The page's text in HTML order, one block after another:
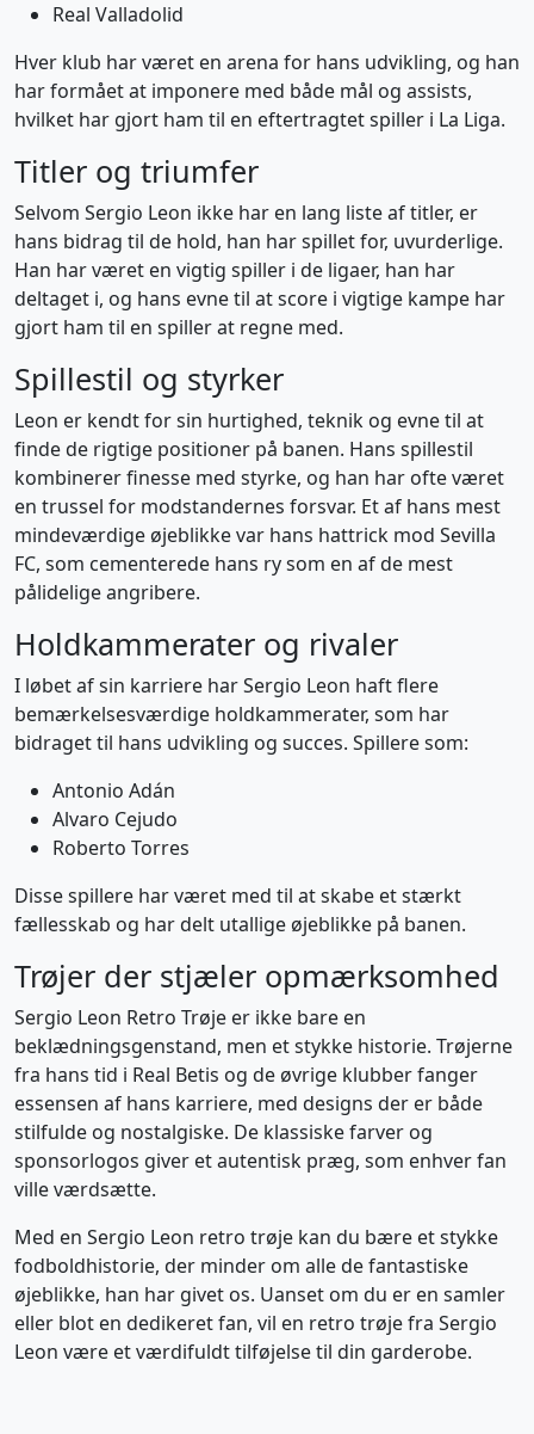
Real Valladolid
Hver klub har været en arena for hans udvikling, og han
har formået at imponere med både mål og assists,
hvilket har gjort ham til en eftertragtet spiller i La Liga.
Titler og triumfer
Selvom Sergio Leon ikke har en lang liste af titler, er
hans bidrag til de hold, han har spillet for, uvurderlige.
Han har været en vigtig spiller i de ligaer, han har
deltaget i, og hans evne til at score i vigtige kampe har
gjort ham til en spiller at regne med.
Spillestil og styrker
Leon er kendt for sin hurtighed, teknik og evne til at
finde de rigtige positioner på banen. Hans spillestil
kombinerer finesse med styrke, og han har ofte været
en trussel for modstandernes forsvar. Et af hans mest
mindeværdige øjeblikke var hans hattrick mod Sevilla
FC, som cementerede hans ry som en af de mest
pålidelige angribere.
Holdkammerater og rivaler
I løbet af sin karriere har Sergio Leon haft flere
bemærkelsesværdige holdkammerater, som har
bidraget til hans udvikling og succes. Spillere som:
Antonio Adán
Alvaro Cejudo
Roberto Torres
Disse spillere har været med til at skabe et stærkt
fællesskab og har delt utallige øjeblikke på banen.
Trøjer der stjæler opmærksomhed
Sergio Leon Retro Trøje er ikke bare en
beklædningsgenstand, men et stykke historie. Trøjerne
fra hans tid i Real Betis og de øvrige klubber fanger
essensen af hans karriere, med designs der er både
stilfulde og nostalgiske. De klassiske farver og
sponsorlogos giver et autentisk præg, som enhver fan
ville værdsætte.
Med en Sergio Leon retro trøje kan du bære et stykke
fodboldhistorie, der minder om alle de fantastiske
øjeblikke, han har givet os. Uanset om du er en samler
eller blot en dedikeret fan, vil en retro trøje fra Sergio
Leon være et værdifuldt tilføjelse til din garderobe.